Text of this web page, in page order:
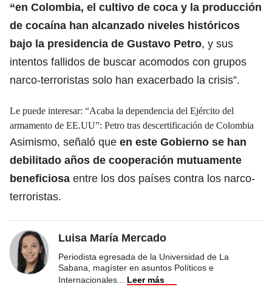
“en Colombia, el cultivo de coca y la producción
de cocaína han alcanzado niveles históricos
bajo la presidencia de Gustavo Petro, y sus
intentos fallidos de buscar acomodos con grupos
narco-terroristas solo han exacerbado la crisis”.
Le puede interesar: “Acaba la dependencia del Ejército del
armamento de EE.UU”: Petro tras descertificación de Colombia
Asimismo, señaló que en este Gobierno se han
debilitado años de cooperación mutuamente
beneficiosa entre los dos países contra los narco-
terroristas.
Luisa María Mercado
Periodista egresada de la Universidad de La
Sabana, magíster en asuntos Políticos e
Internacionales
Leer más